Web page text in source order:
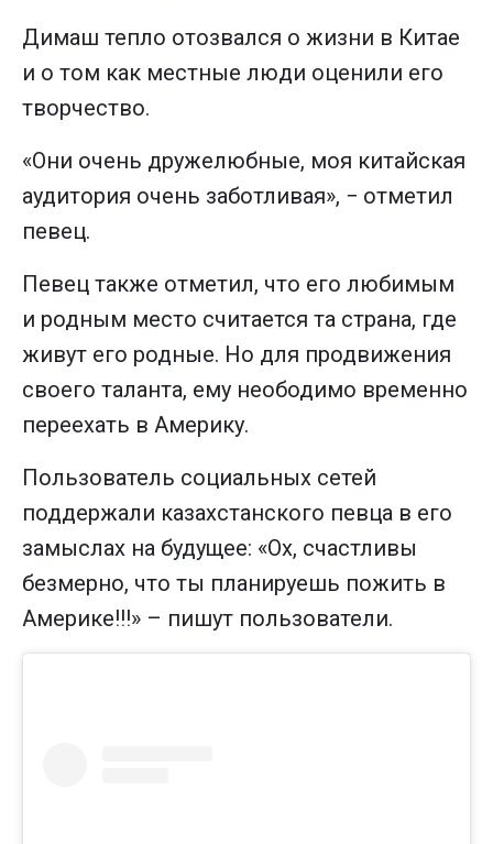
Димаш тепло отозвался о жизни в Китае
и о том как местные люди оценили его
творчество.
«Они очень дружелюбные, моя китайская
аудитория очень заботливая», − отметил
певец.
Певец также отметил, что его любимым
и родным место считается та страна, где
живут его родные. Но для продвижения
своего таланта, ему неободимо временно
переехать в Америку.
Пользователь социальных сетей
поддержали казахстанского певца в его
замыслах на будущее: «Ох, счастливы
безмерно, что ты планируешь пожить в
Америке!!!» – пишут пользователи.